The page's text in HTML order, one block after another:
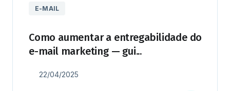
E-MAIL
Como aumentar a entregabilidade do
e-mail marketing — gui...
22/04/2025